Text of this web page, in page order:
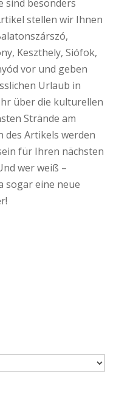
sind besonders
stellen wir Ihnen
Keszthely, Siófok,
vor und geben
Urlaub in
über die kulturellen
Strände am
des Artikels werden
für Ihren nächsten
wer weiß –
sogar eine neue